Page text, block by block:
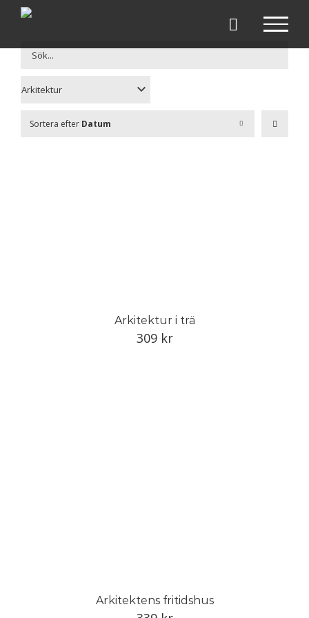
Fortsätt
Sortera efter Datum
Arkitektur i trä
309 kr
Arkitektens fritidshus